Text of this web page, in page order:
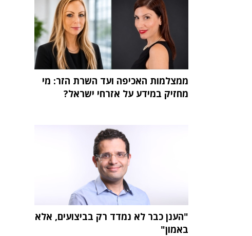
ממצלמות האכיפה ועד השרת הזר: מי
מחזיק במידע על אזרחי ישראל?
"הענן כבר לא נמדד רק בביצועים, אלא
באמון"